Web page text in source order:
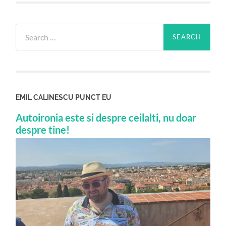
for:
EMIL CALINESCU PUNCT EU
Autoironia este si despre ceilalti, nu doar
despre tine!